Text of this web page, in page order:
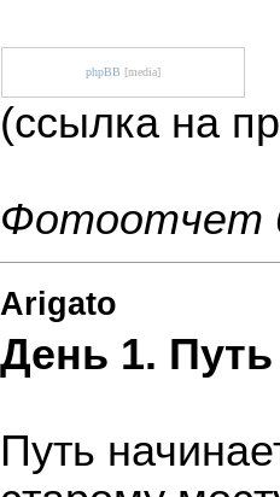
phpBB [media]
(ссылка на
Фотоотчет
Arigato
День 1.
Путь